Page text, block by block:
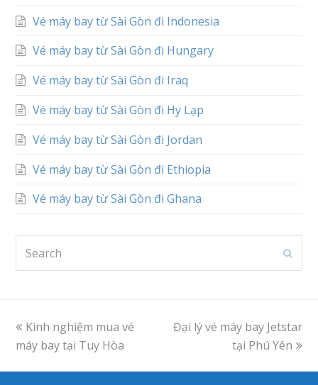
Vé máy bay từ Sài Gòn đi Indonesia
Vé máy bay từ Sài Gòn đi Hungary
Vé máy bay từ Sài Gòn đi Iraq
Vé máy bay từ Sài Gòn đi Hy Lạp
Vé máy bay từ Sài Gòn đi Jordan
Vé máy bay từ Sài Gòn đi Ethiopia
Vé máy bay từ Sài Gòn đi Ghana
previous
post:
Kinh nghiệm mua vé
máy bay tại Tuy Hòa
next
Đại lý vé máy bay Jetstar
tại Phú Yên